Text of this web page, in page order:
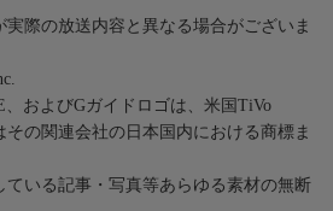
際の放送内容と異なる場合がございま
およびGガイドロゴは、米国TiVo
その関連会社の日本国内における商標ま
ている記事・写真等あらゆる素材の無断